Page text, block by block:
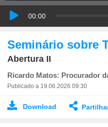
00:00
Seminário sobre
Abertura II
Ricardo Matos: Procurador
Publicado a 19.06.2026 09:30
Download